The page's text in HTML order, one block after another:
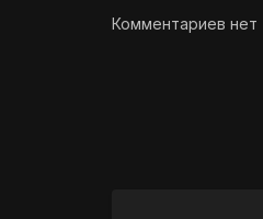
Комментариев нет